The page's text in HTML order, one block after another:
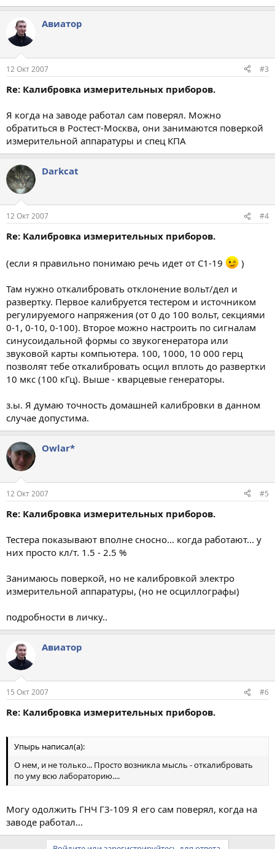
Авиатор
12 Окт 2007 #3
Re: Калибровка измерительных приборов.
Я когда на заводе работал сам поверял. Можно
обратиться в Ростест-Москва, они занимаются поверкой
измерительной аппаратуры и спец КПА
Darkcat
12 Окт 2007 #4
Re: Калибровка измерительных приборов.
(если я правильно понимаю речь идет от С1-19 )
Там нужно откалибровать отклонение вольт/дел и
развертку. Первое калибруется тестером и источником
регулируемого напряжения (от 0 до 100 вольт, секциями
0-1, 0-10, 0-100). Второе можно настроить по сигналам
синусоидальной формы со звукогенератора или
звуковой карты компьютера. 100, 1000, 10 000 герц
позволят тебе откалибровать осцил вплоть до развертки
10 мкс (100 кГц). Выше - кварцевые генераторы.
з.ы. Я думаю точность домашней калибровки в данном
случае допустима.
Owlar*
12 Окт 2007 #5
Re: Калибровка измерительных приборов.
Тестера показывают вполне сносно... когда работают... у
них просто кл/т. 1.5 - 2.5 %
Занимаюсь поверкой, но не калибровкой электро
измерительной аппаратуры, (но не осциллографы)
подробности в личку..
Авиатор
15 Окт 2007 #6
Re: Калибровка измерительных приборов.
Упырь написал(а):
О нем, и не только... Просто возникла мысль - откалибровать
по уму всю лабораторию....
Могу одолжить ГНЧ Г3-109 Я его сам поверял, когда на
заводе работал...